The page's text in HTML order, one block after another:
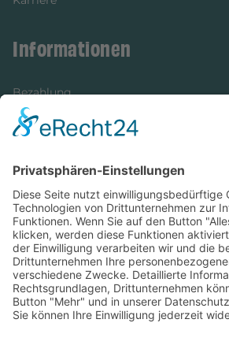
Informationen
Bezahlung
Newsletter
Versandinformationen
Verfügbarkeit/Verträglichkeit
Rechtliches
Widerrufsrecht und Widerrufsformular
Impressum
Datenschutzerklärung